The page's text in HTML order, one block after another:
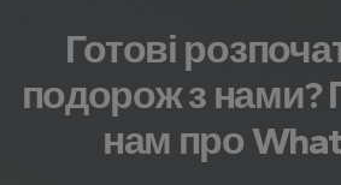
Готові
подорож з нами?
нам про